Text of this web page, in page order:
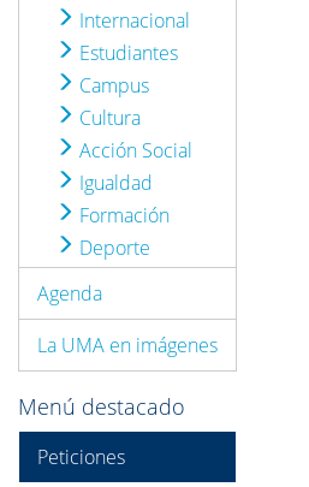
Internacional
Estudiantes
Campus
Cultura
Acción Social
Igualdad
Formación
Deporte
Agenda
La UMA en imágenes
Menú destacado
Peticiones